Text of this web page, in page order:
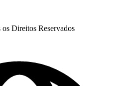
Direitos Reservados